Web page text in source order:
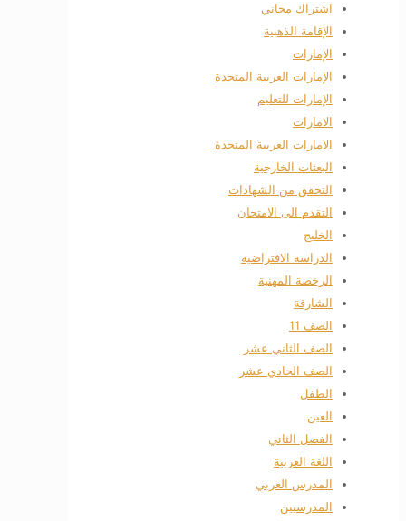
اشتراك مجاني
الإقامة الذهبية
الإمارات
الإمارات العربية المتحدة
الإمارات للتعليم
الامارات
الامارات العربية المتحدة
البعثات الخارجية
التحقق من الشهادات
التقدم الى الامتحان
الخليج
الدراسة الافتراضية
الرخصة المهنية
الشارقة
الصف 11
الصف الثاني عشر
الصف الحادي عشر
الطفل
العين
الفصل الثاني
اللغة العربية
المدرس العربي
المدرسيين